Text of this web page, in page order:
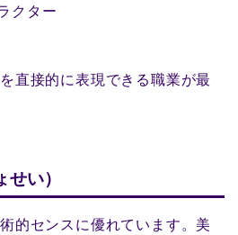
クター
直接的に表現できる職業が最
い）
的センスに優れています。美